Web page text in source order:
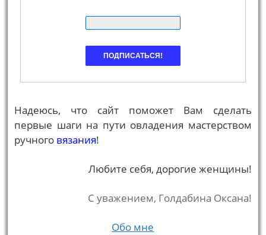
Надеюсь, что сайт поможет Вам сделать
первые шаги на пути овладения мастерством
ручного вязания!
Любите себя, дорогие женщины!
С уважением, Голдабина Оксана!
Обо мне